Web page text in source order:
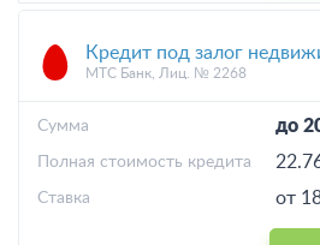
Кредит под залог
МТС Банк, Лиц. № 2268
до
Cумма
Полная стоимость кредита
от
Ставка